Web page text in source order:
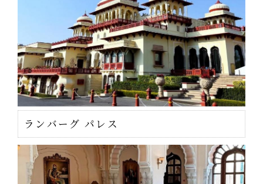
ランバーグ パレス